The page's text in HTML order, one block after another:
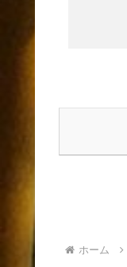
ホーム